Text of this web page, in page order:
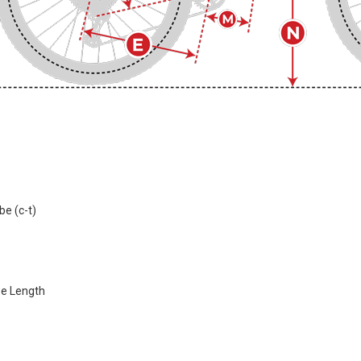
(c-t)
Length